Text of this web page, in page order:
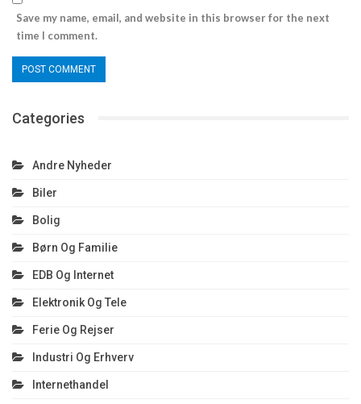
Save my name, email, and website in this browser for the next
time I comment.
Categories
Andre Nyheder
Biler
Bolig
Børn Og Familie
EDB Og Internet
Elektronik Og Tele
Ferie Og Rejser
Industri Og Erhverv
Internethandel